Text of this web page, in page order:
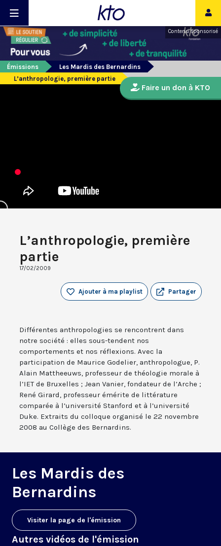
Contenu sponsorisé
Émissions
Les Mardis des Bernardins
L’anthropologie, première partie
L’anthropologie, première
partie
17/02/2009
Partager
Ajouter à ma playlist
Différentes anthropologies se rencontrent dans
notre société : elles sous-tendent nos
comportements et nos réflexions. Avec la
participation de Maurice Godelier, anthropologue, P.
Alain Mattheeuws, professeur de théologie morale à
l’IET de Bruxelles ; Jean Vanier, fondateur de l’Arche ;
René Girard, professeur émérite de littérature
comparée à l’université Stanford et à l’université
Duke. Extraits du colloque organisé le 22 novembre
2008 au Collège des Bernardins.
Les Mardis des
Bernardins
Visiter la page de l'émission
Autres vidéos de l'émission
Faire un don à KTO